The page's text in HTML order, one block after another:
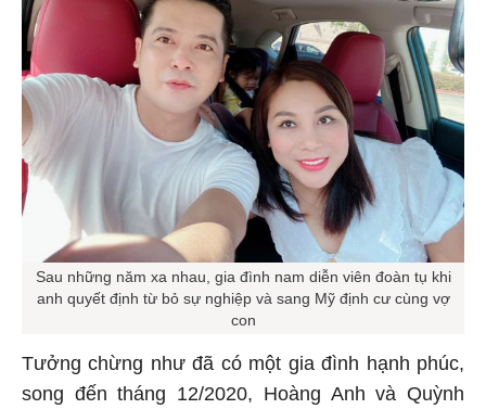
Sau những năm xa nhau, gia đình nam diễn viên đoàn tụ khi
anh quyết định từ bỏ sự nghiệp và sang Mỹ định cư cùng vợ
con
Tưởng chừng như đã có một gia đình hạnh phúc,
song đến tháng 12/2020, Hoàng Anh và Quỳnh